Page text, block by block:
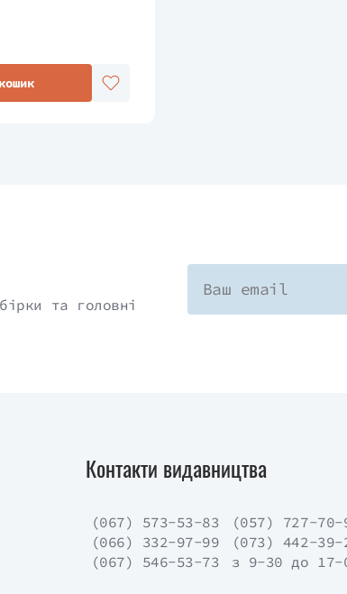
та головні
Контакти видавництва
(067) 573-53-83
(057) 727-70-
(066) 332-97-99
(073) 442-39-
(067) 546-53-73
з 9-30 до 17-